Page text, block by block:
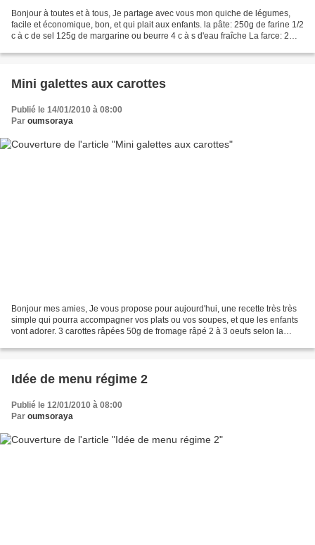
Bonjour à toutes et à tous, Je partage avec vous mon quiche de légumes,
facile et économique, bon, et qui plait aux enfants. la pâte: 250g de farine 1/2
c à c de sel 125g de margarine ou beurre 4 c à s d'eau fraîche La farce: 2
Mini galettes aux carottes
Publié le 14/01/2010 à 08:00
Par oumsoraya
Bonjour mes amies, Je vous propose pour aujourd'hui, une recette très très
simple qui pourra accompagner vos plats ou vos soupes, et que les enfants
vont adorer. 3 carottes râpées 50g de fromage râpé 2 à 3 oeufs selon la
Idée de menu régime 2
Publié le 12/01/2010 à 08:00
Par oumsoraya